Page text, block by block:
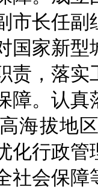
市长任
国家新
责，落实
。认真
海拔地
化行政
社会保